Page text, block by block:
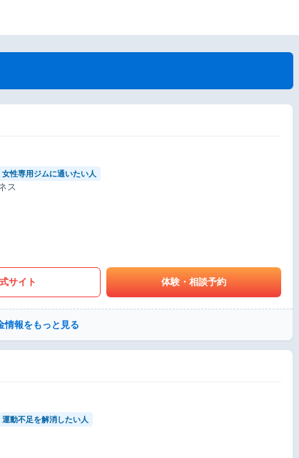
女性専用ジムに通いたい人
ス
サイト 体験・相談予約
情報をもっと見る
運動不足を解消したい人